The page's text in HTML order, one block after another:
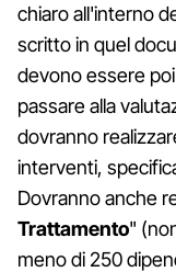
chiaro all'interno
scritto in quel
devono essere
passare alla
dovranno
interventi,
Dovranno anche
Trattamento"
meno di 250